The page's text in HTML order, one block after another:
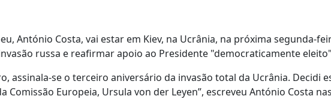
António Costa, vai estar em Kiev, na Ucrânia, na próxima segunda-
russa e reafirmar apoio ao Presidente "democraticamente
assinala-se o terceiro aniversário da invasão total da Ucrânia. Decidi
Comissão Europeia, Ursula von der Leyen”, escreveu António Costa